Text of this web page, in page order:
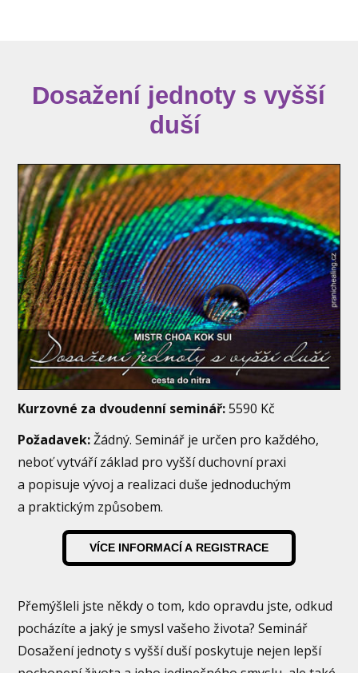
Dosažení jednoty s vyšší
duší
Kurzovné za dvoudenní seminář:5590 Kč
Požadavek:Žádný. Seminář je určen pro každého,
neboť vytváří základ pro vyšší duchovní praxi
a popisuje vývoj a realizaci duše jednoduchým
a praktickým způsobem.
VÍCE INFORMACÍ A REGISTRACE
Přemýšleli jste někdy o tom, kdo opravdu jste, odkud
pocházíte a jaký je smysl vašeho života? Seminář
Dosažení jednoty s vyšší duší poskytuje nejen lepší